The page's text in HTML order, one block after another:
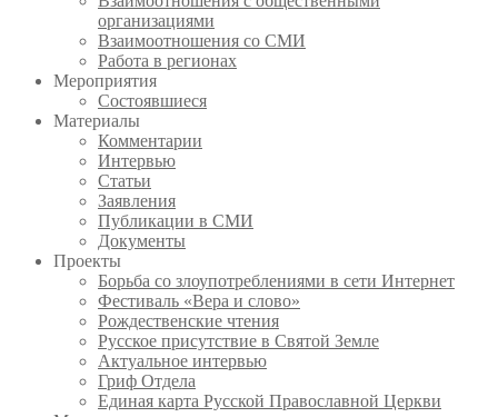
организациями
Взаимоотношения со СМИ
Работа в регионах
Мероприятия
Состоявшиеся
Материалы
Комментарии
Интервью
Статьи
Заявления
Публикации в СМИ
Документы
Проекты
Борьба со злоупотреблениями в сети Интернет
Фестиваль «Вера и слово»
Рождественские чтения
Русское присутствие в Святой Земле
Актуальное интервью
Гриф Отдела
Единая карта Русской Православной Церкви